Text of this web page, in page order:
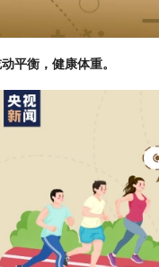
平衡，健康体重。